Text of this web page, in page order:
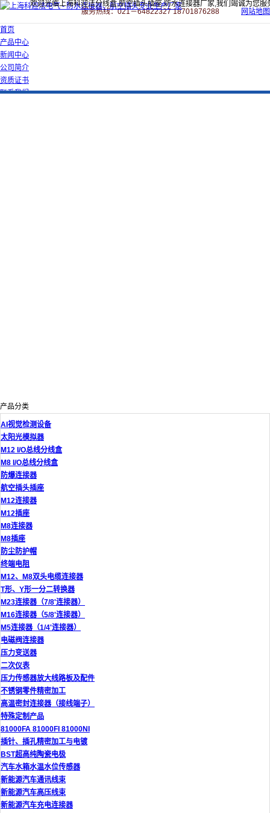
欢迎光临上海科迎法分线盒,航空插头插座,防水连接器厂家,我们竭诚为您服
服务热线：021－64822327 18701876288
网站地图
首页
产品中心
新闻中心
公司简介
资质证书
联系我们
产品分类
AI视觉检测设备
太阳光模拟器
M12 I/O总线分线盒
M8 I/O总线分线盒
防爆连接器
航空插头插座
M12连接器
M12插座
M8连接器
M8插座
防尘防护帽
终端电阻
M12、M8双头电缆连接器
T形、Y形一分二转换器
M23连接器（7/8'连接器）
M16连接器（5/8'连接器）
M5连接器（1/4'连接器）
电磁阀连接器
压力变送器
二次仪表
压力传感器放大线路板及配件
不锈钢零件精密加工
高温密封连接器（接线端子）
特殊定制产品
81000FA 81000FI 81000NI
插针、插孔精密加工与电镀
BST超高纯陶瓷电极
汽车水箱水温水位传感器
新能源汽车通讯线束
新能源汽车高压线束
新能源汽车充电连接器